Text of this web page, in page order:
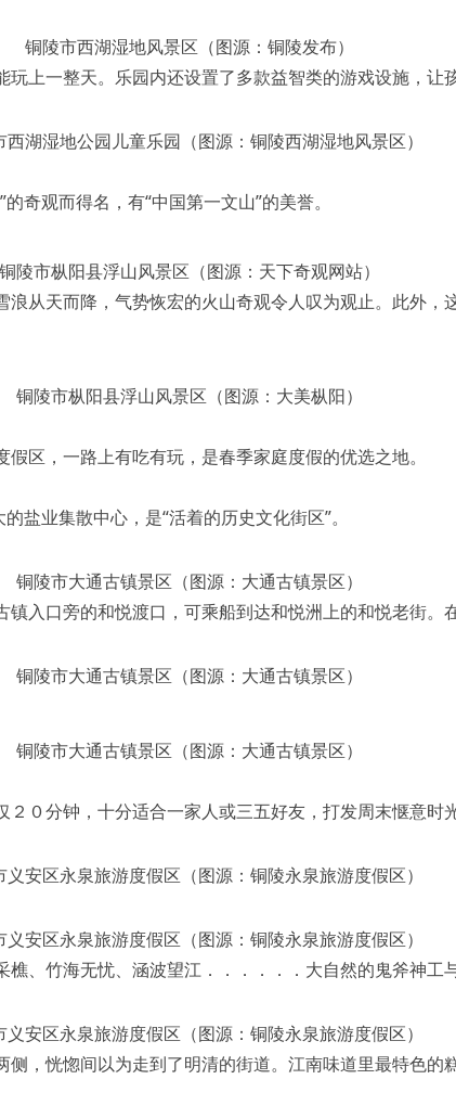
铜陵市西湖湿地风景区（图源：铜陵发布）
上一整天。乐园内还设置了多款益智类的游戏设施，让
西湖湿地公园儿童乐园（图源：铜陵西湖湿地风景区）
奇观而得名，有“中国第一文山”的美誉。
铜陵市枞阳县浮山风景区（图源：天下奇观网站）
从天而降，气势恢宏的火山奇观令人叹为观止。此外
铜陵市枞阳县浮山风景区（图源：大美枞阳）
区，一路上有吃有玩，是春季家庭度假的优选之地。
盐业集散中心，是“活着的历史文化街区”。
铜陵市大通古镇景区（图源：大通古镇景区）
入口旁的和悦渡口，可乘船到达和悦洲上的和悦老街。
铜陵市大通古镇景区（图源：大通古镇景区）
铜陵市大通古镇景区（图源：大通古镇景区）
０分钟，十分适合一家人或三五好友，打发周末惬意时光
义安区永泉旅游度假区（图源：铜陵永泉旅游度假区）
义安区永泉旅游度假区（图源：铜陵永泉旅游度假区）
、竹海无忧、涵波望江．．．．．．大自然的鬼斧神工
义安区永泉旅游度假区（图源：铜陵永泉旅游度假区）
，恍惚间以为走到了明清的街道。江南味道里最特色